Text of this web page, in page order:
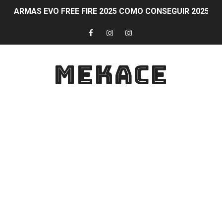
ARMAS EVO FREE FIRE 2025 COMO CONSEGUIR 2025
Obtén diamantes al ganar partidas en Free Fire
COMO GANAR DIAMANTES Formas legítimas para
MEKACE